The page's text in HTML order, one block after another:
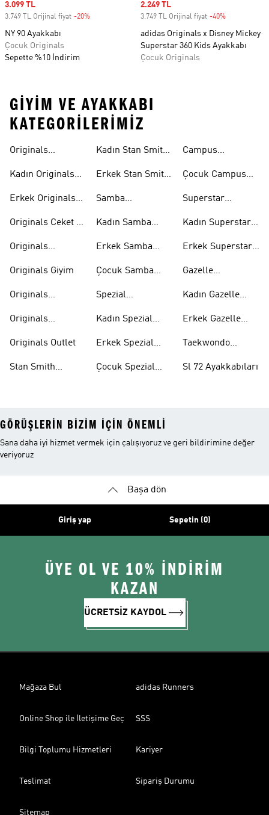
Sale price
3.099 TL
3.749 TL Orijinal fiyat -20%
NY 90 Ayakkabı
Çocuk Originals
Sepette %10 İndirim
Sale price
2.249 TL
3.749 TL Orijinal fiyat -40%
adidas Originals x Disney Mickey
Superstar 360 Kids Ayakkabı
Çocuk Originals
GIYIM VE AYAKKABI
KATEGORILERIMIZ
Originals
Kadın Originals
Erkek Originals
Originals Ceket &
Originals
Originals Giyim
Originals
Originals
Originals Outlet
Stan Smith
Kadın Stan Smith
Erkek Stan Smith
Samba
Kadın Samba
Erkek Samba
Çocuk Samba
Spezial
Kadın Spezial
Erkek Spezial
Çocuk Spezial
Campus
Çocuk Campus
Superstar
Kadın Superstar
Erkek Superstar
Gazelle
Kadın Gazelle
Erkek Gazelle
Taekwondo
Sl 72 Ayakkabıları
GÖRÜŞLERIN BIZIM IÇIN ÖNEMLI
Sana daha iyi hizmet vermek için çalışıyoruz ve geri bildirimine değer
veriyoruz
Başa dön
Giriş yap Sepetin (0)
ÜYE OL VE 10% İNDİRİM
KAZAN
ÜCRETSİZ KAYDOL
Mağaza Bul adidas Runners
Online Shop ile İletişime Geç SSS
Bilgi Toplumu Hizmetleri Kariyer
Teslimat Sipariş Durumu
Sitemap